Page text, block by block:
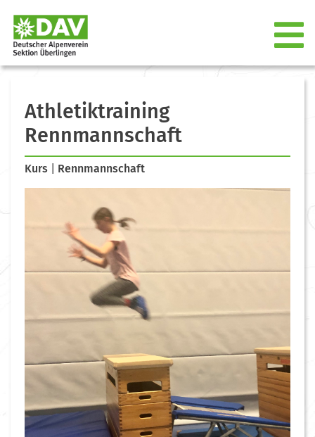
Athletiktraining
Rennmannschaft
Kurs Rennmannschaft